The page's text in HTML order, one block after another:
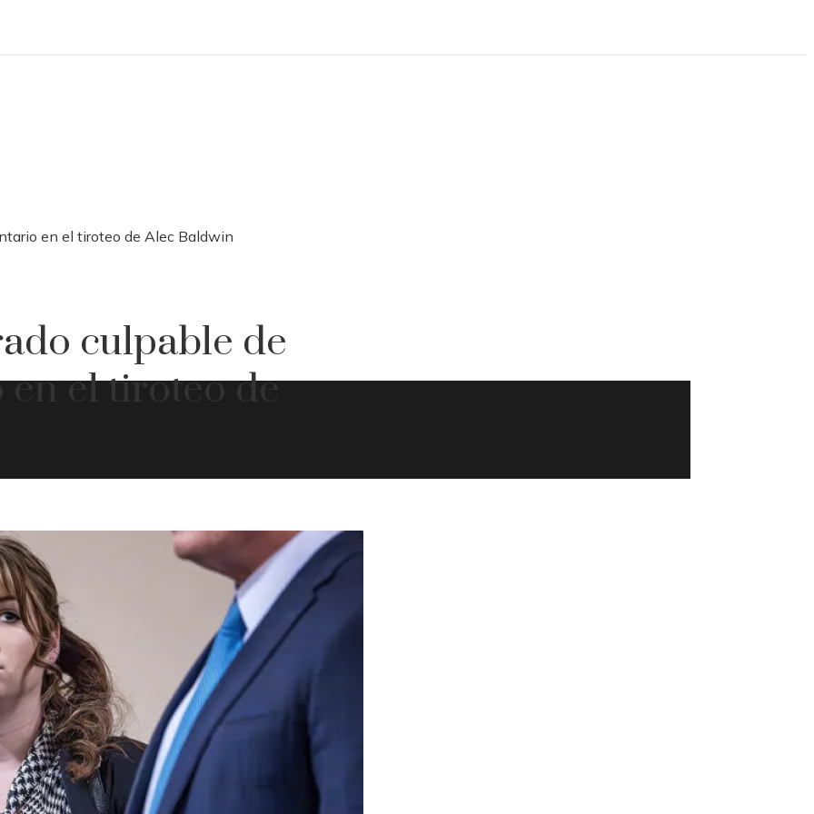
en el tiroteo de Alec Baldwin
culpable de
el tiroteo de